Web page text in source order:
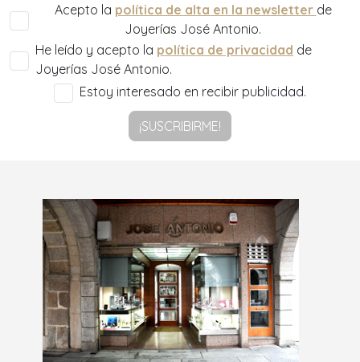
Acepto la política de alta en la newsletter de
Joyerías José Antonio.
He leído y acepto la política de privacidad de
Joyerías José Antonio.
Estoy interesado en recibir publicidad.
¡SUSCRIBIRME!